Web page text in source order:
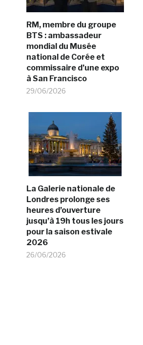
RM, membre du groupe
BTS : ambassadeur
mondial du Musée
national de Corée et
commissaire d’une expo
à San Francisco
29/06/2026
La Galerie nationale de
Londres prolonge ses
heures d’ouverture
jusqu’à 19h tous les jours
pour la saison estivale
2026
26/06/2026